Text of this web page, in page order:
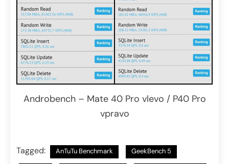
Androbench – Mate 40 Pro vlevo / P40 Pro
vpravo
Tagged: AnTuTu Benchmark GeekBench 5